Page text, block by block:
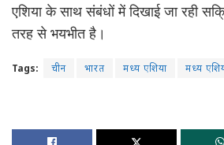
एशिया के साथ संबंधों में दिखाई जा रही
तरह से भयभीत है।
Tags: चीन भारत मध्य एशिया मध्य